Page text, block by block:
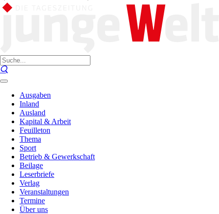
Ausgaben
Inland
Ausland
Kapital & Arbeit
Feuilleton
Thema
Sport
Betrieb & Gewerkschaft
Beilage
Leserbriefe
Verlag
Veranstaltungen
Termine
Über uns